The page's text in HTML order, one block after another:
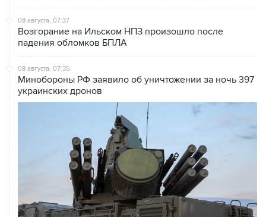
08 августа, 07:37
Возгорание на Ильском НПЗ произошло после
падения обломков БПЛА
08 августа, 07:35
Минобороны РФ заявило об уничтожении за ночь 397
украинских дронов